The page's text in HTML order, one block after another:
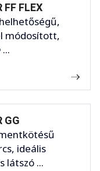
FF FLEX
módosított,
GG
ideális
látszó ...